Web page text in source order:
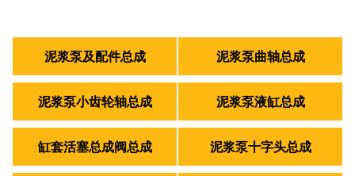
首页>产品中心>泥浆泵排出滤网及辅助管路
泥浆泵及配件总成 泥浆泵曲轴总成
泥浆泵小齿轮轴总成 泥浆泵液缸总成
缸套活塞总成阀总成 泥浆泵十字头总成